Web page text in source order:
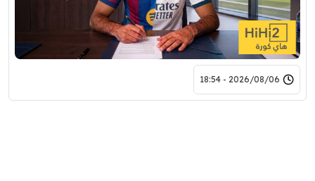
2026/08/06 - 18:54